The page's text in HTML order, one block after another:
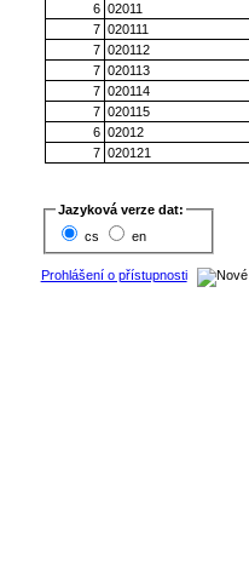
6 02011
7 020111
7 020112
7 020113
7 020114
7 020115
6 02012
7 020121
Jazyková verze dat:
cs
en
Prohlášení o přístupnosti